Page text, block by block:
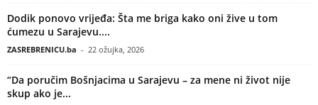
Dodik ponovo vrijeđa: Šta me briga kako oni žive u tom
ćumezu u Sarajevu....
ZASREBRENICU.ba - 22 ožujka, 2026
“Da poručim Bošnjacima u Sarajevu – za mene ni život nije
skup ako je...